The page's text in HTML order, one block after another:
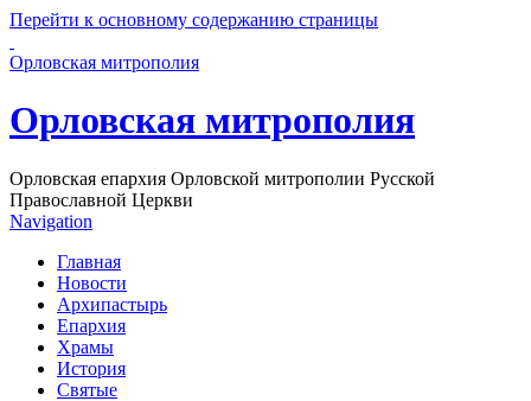
Перейти к основному содержанию страницы
Орловская митрополия
Орловская митрополия
Орловская епархия Орловской митрополии Русской
Православной Церкви
Navigation
Главная
Новости
Архипастырь
Епархия
Храмы
История
Святые